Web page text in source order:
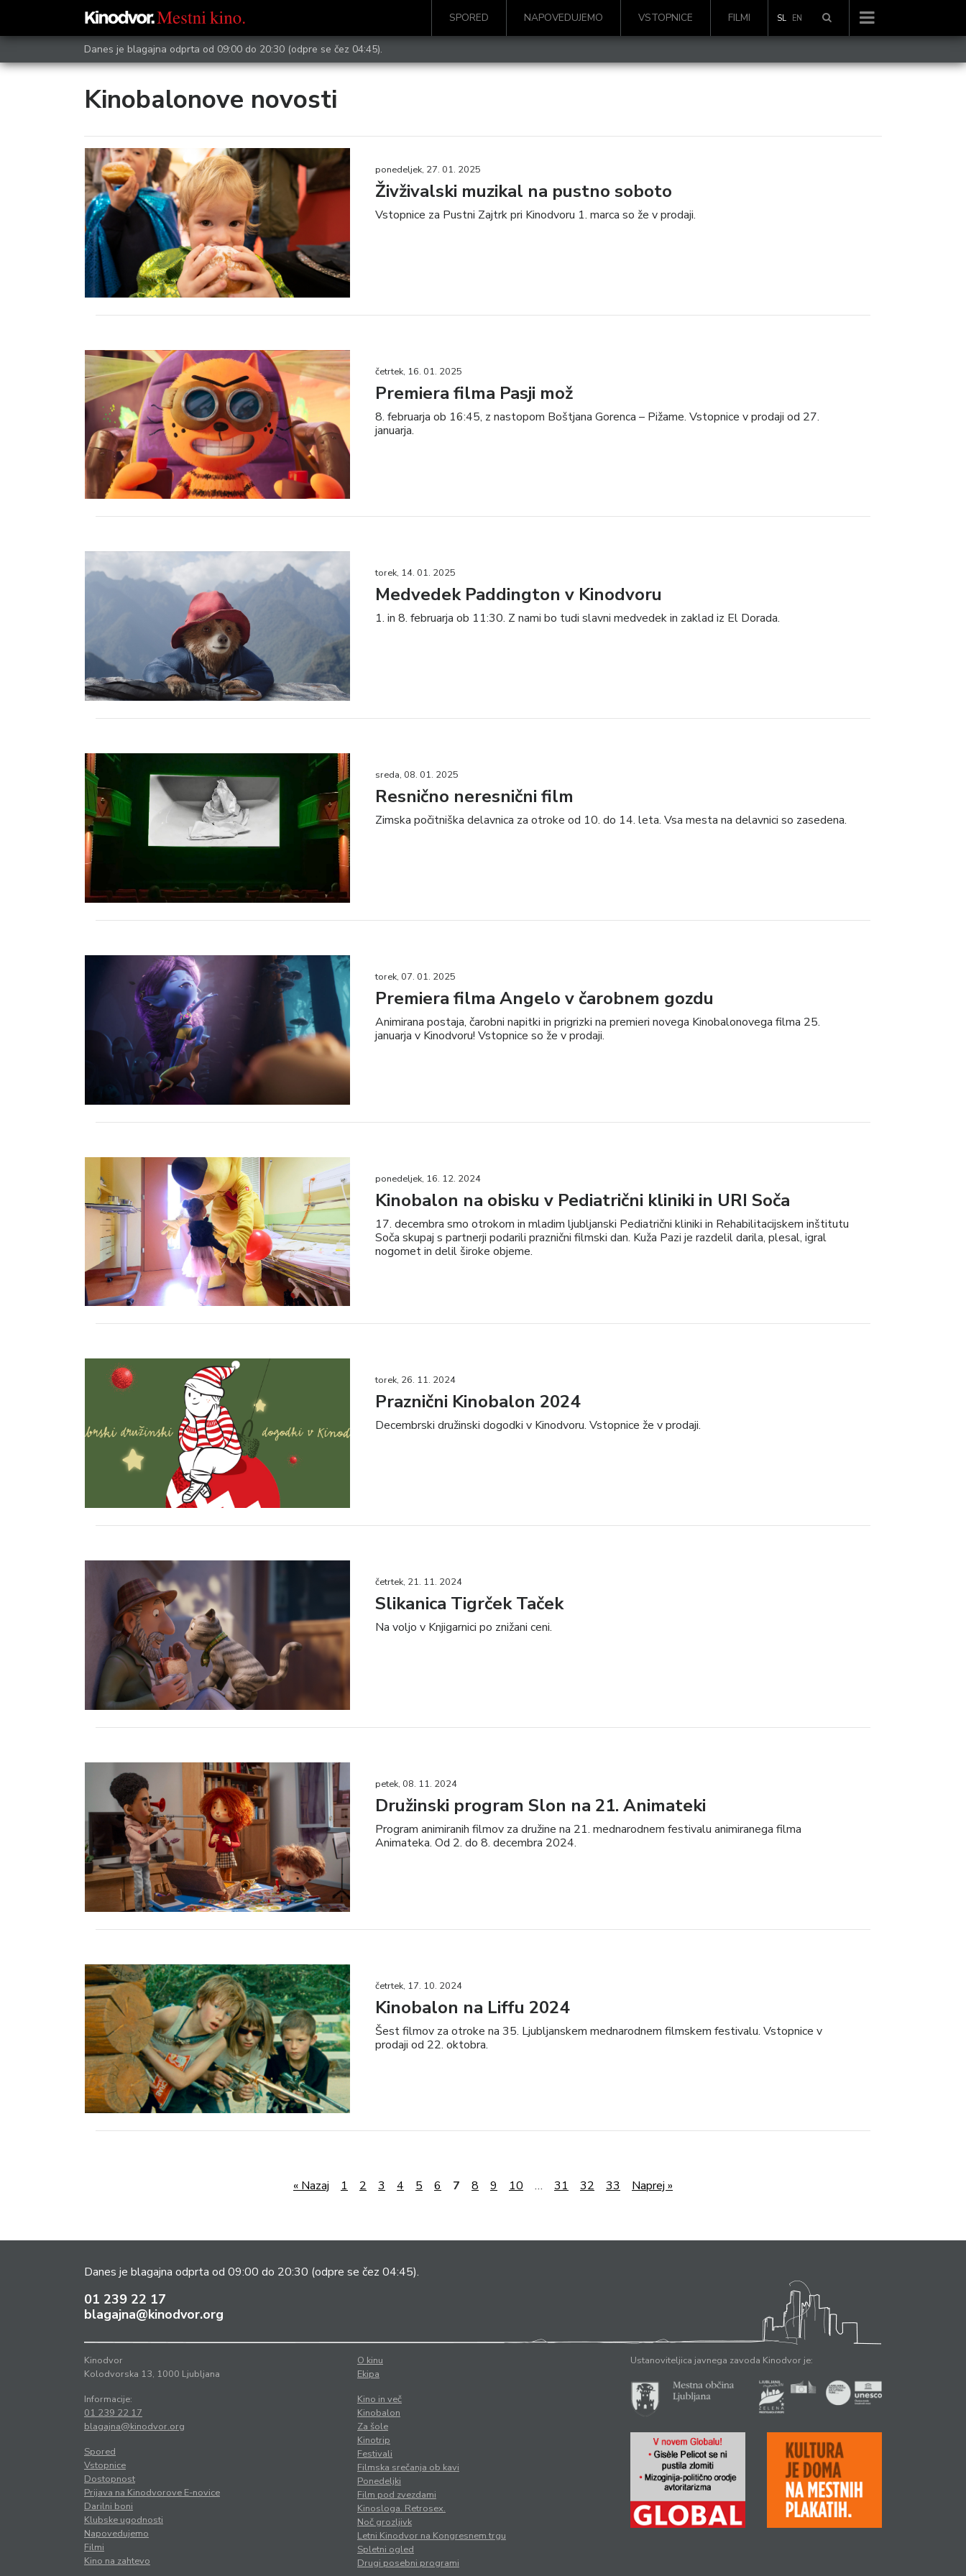
SPORED NAPOVEDUJEMO VSTOPNICE FILMI SL EN
Danes je blagajna odprta od 09:00 do 20:30 (odpre se čez 04:45).
Kinobalonove novosti
ponedeljek, 27. 01. 2025
Živživalski muzikal na pustno soboto
Vstopnice za Pustni Zajtrk pri Kinodvoru 1. marca so že v prodaji.
četrtek, 16. 01. 2025
Premiera filma Pasji mož
8. februarja ob 16:45, z nastopom Boštjana Gorenca – Pižame. Vstopnice v prodaji od 27.
januarja.
torek, 14. 01. 2025
Medvedek Paddington v Kinodvoru
1. in 8. februarja ob 11:30. Z nami bo tudi slavni medvedek in zaklad iz El Dorada.
sreda, 08. 01. 2025
Resnično neresnični film
Zimska počitniška delavnica za otroke od 10. do 14. leta. Vsa mesta na delavnici so zasedena.
torek, 07. 01. 2025
Premiera filma Angelo v čarobnem gozdu
Animirana postaja, čarobni napitki in prigrizki na premieri novega Kinobalonovega filma 25.
januarja v Kinodvoru! Vstopnice so že v prodaji.
ponedeljek, 16. 12. 2024
Kinobalon na obisku v Pediatrični kliniki in URI Soča
17. decembra smo otrokom in mladim ljubljanski Pediatrični kliniki in Rehabilitacijskem inštitutu
Soča skupaj s partnerji podarili praznični filmski dan. Kuža Pazi je razdelil darila, plesal, igral
nogomet in delil široke objeme.
torek, 26. 11. 2024
Praznični Kinobalon 2024
Decembrski družinski dogodki v Kinodvoru. Vstopnice že v prodaji.
četrtek, 21. 11. 2024
Slikanica Tigrček Taček
Na voljo v Knjigarnici po znižani ceni.
petek, 08. 11. 2024
Družinski program Slon na 21. Animateki
Program animiranih filmov za družine na 21. mednarodnem festivalu animiranega filma
Animateka. Od 2. do 8. decembra 2024.
četrtek, 17. 10. 2024
Kinobalon na Liffu 2024
Šest filmov za otroke na 35. Ljubljanskem mednarodnem filmskem festivalu. Vstopnice v
prodaji od 22. oktobra.
« Nazaj 1 2 3 4 5 6 7 8 9 10 … 31 32 33 Naprej »
Danes je blagajna odprta od 09:00 do 20:30 (odpre se čez 04:45).
01 239 22 17
blagajna@kinodvor.org
Kinodvor
Kolodvorska 13, 1000 Ljubljana
Informacije:
01 239 22 17
blagajna@kinodvor.org
Spored
Vstopnice
Dostopnost
Prijava na Kinodvorove E-novice
Darilni boni
Klubske ugodnosti
Napovedujemo
Filmi
Kino na zahtevo
O kinu
Ekipa
Kino in več
Kinobalon
Za šole
Kinotrip
Festivali
Filmska srečanja ob kavi
Ponedeljki
Film pod zvezdami
Kinosloga. Retrosex.
Noč grozljivk
Letni Kinodvor na Kongresnem trgu
Spletni ogled
Drugi posebni programi
Ustanoviteljica javnega zavoda Kinodvor je: